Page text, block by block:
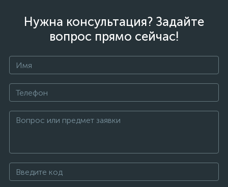
Нужна консультация? Задайте
вопрос прямо сейчас!